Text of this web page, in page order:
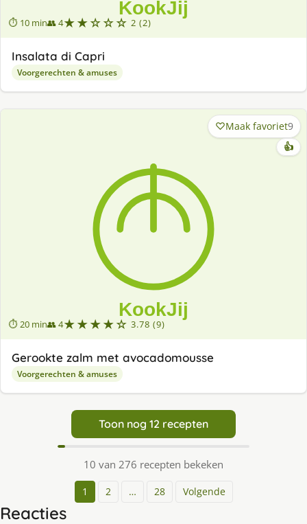
⏱ 10 min👥 4★★☆☆☆ 2 (2)
Insalata di Capri
Voorgerechten & amuses
⏱ 20 min👥 4★★★★☆ 3.78 (9)
Maak favoriet9
👍
Gerookte zalm met avocadomousse
Voorgerechten & amuses
Toon nog 12 recepten
10 van 276 recepten bekeken
1 2 … 28 Volgende
Reacties